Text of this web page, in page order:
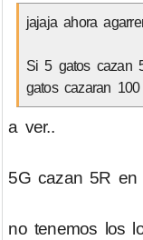
jajaja ahora
Si 5 gatos cazan
gatos cazaran
a ver..
5G cazan 5R en
no tenemos los